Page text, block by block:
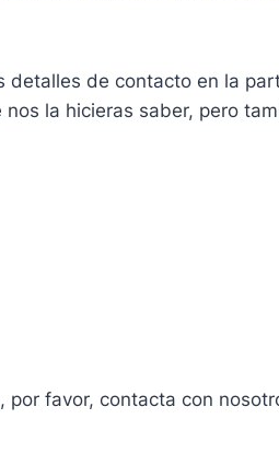
detalles de contacto en la
la hicieras saber, pero
favor, contacta con